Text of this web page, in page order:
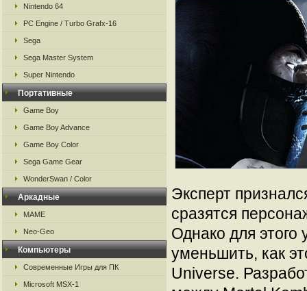
Nintendo 64
PC Engine / Turbo Grafx-16
Sega
Sega Master System
Super Nintendo
Портативные
Game Boy
Game Boy Advance
Game Boy Color
Sega Game Gear
WonderSwan / Color
Аркадные
MAME
Neo-Geo
Компьютеры
Современные Игры для ПК
Microsoft MSX-1
Эксперт
сразятся
Однако для этого
уменьшить, как
Universe.